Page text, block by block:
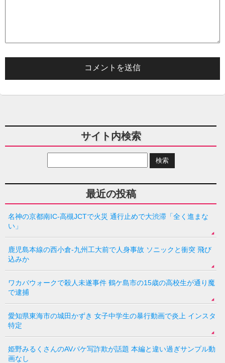
サイト内検索
最近の投稿
名神の京都南IC-高槻JCTで火災 通行止めで大渋滞「全く進まな
い」
鹿児島本線の西小倉-九州工大前で人身事故 ソニックと衝突 飛び
込みか
ワカバウォークで殺人未遂事件 鶴ケ島市の15歳の高校生が通り魔
で逮捕
愛知県東海市の城田かずき 女子中学生の暴行動画で炎上 インスタ
特定
姫野みるくさんのAVパケ写詐欺が話題 本編と違い過ぎサンプル動
画なし